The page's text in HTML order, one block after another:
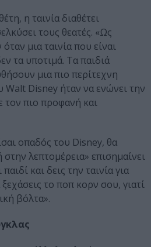
η ταινία διαθέτει
τους θεατές. «Ως
μια ταινία που είναι
τα υποτιμά. Τα παιδιά
μια πιο περίτεχνη
Disney ήταν να ενώνει την
τον πιο προφανή και
οπαδός του Disney, θα
λεπτομέρεια» επισημαίνει
και δεις την ταινία για
το ποπ κορν σου, γιατί
βόλτα».